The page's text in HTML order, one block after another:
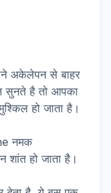
अकेलेपन से बाहर
है तो आपका
हो जाता है।
नमक
हो जाता है।